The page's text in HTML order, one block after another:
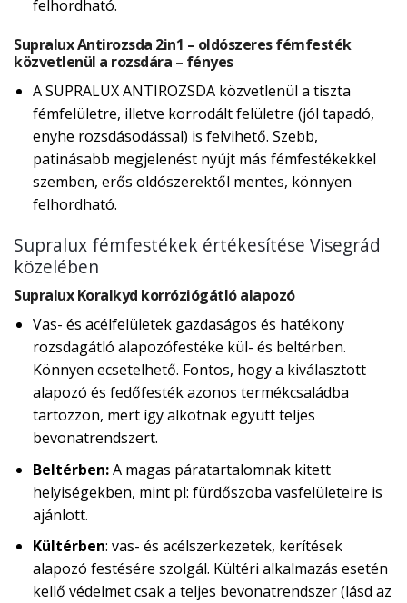
felhordható.
Supralux Antirozsda 2in1 – oldószeres fémfesték
közvetlenül a rozsdára – fényes
A SUPRALUX ANTIROZSDA közvetlenül a tiszta
fémfelületre, illetve korrodált felületre (jól tapadó,
enyhe rozsdásodással) is felvihető. Szebb,
patinásabb megjelenést nyújt más fémfestékekkel
szemben, erős oldószerektől mentes, könnyen
felhordható.
Supralux fémfestékek értékesítése Visegrád
közelében
Supralux Koralkyd korróziógátló alapozó
Vas- és acélfelületek gazdaságos és hatékony
rozsdagátló alapozófestéke kül- és beltérben.
Könnyen ecsetelhető. Fontos, hogy a kiválasztott
alapozó és fedőfesték azonos termékcsaládba
tartozzon, mert így alkotnak együtt teljes
bevonatrendszert.
Beltérben:A magas páratartalomnak kitett
helyiségekben, mint pl: fürdőszoba vasfelületeire is
ajánlott.
Kültérben: vas- és acélszerkezetek, kerítések
alapozó festésére szolgál. Kültéri alkalmazás esetén
kellő védelmet csak a teljes bevonatrendszer (lásd az